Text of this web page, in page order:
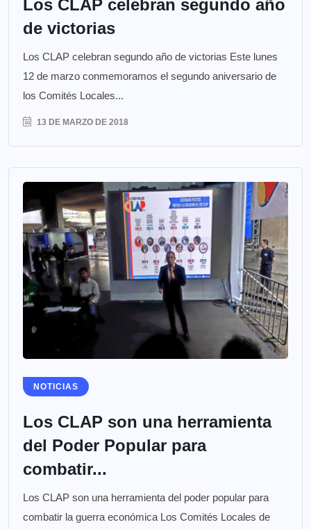
Los CLAP celebran segundo año
de victorias
Los CLAP celebran segundo año de victorias Este lunes
12 de marzo conmemoramos el segundo aniversario de
los Comités Locales...
13 DE MARZO DE 2018
NOTICIAS
Los CLAP son una herramienta
del Poder Popular para
combatir...
Los CLAP son una herramienta del poder popular para
combatir la guerra económica Los Comités Locales de